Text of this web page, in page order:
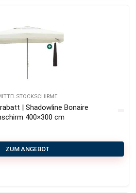
| Shadowline Bonaire
400×300 cm
ZUM ANGEBOT